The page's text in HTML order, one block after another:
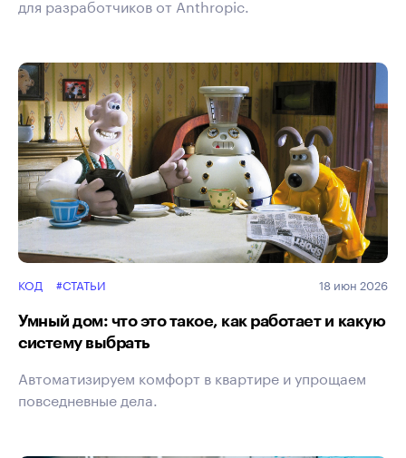
для разработчиков от Anthropic.
КОД #СТАТЬИ 18 июн 2026
Умный дом: что это такое, как работает и какую
систему выбрать
Автоматизируем комфорт в квартире и упрощаем
повседневные дела.